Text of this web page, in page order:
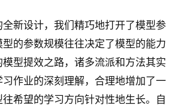
新设计，我们精巧地打开了模型参
的参数规模往往决定了模型的能力
型提效之路，诸多流派和方法其实
作业的深刻理解，合理地增加了一
希望的学习方向针对性地生长。自